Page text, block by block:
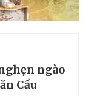
ngào
Cầu